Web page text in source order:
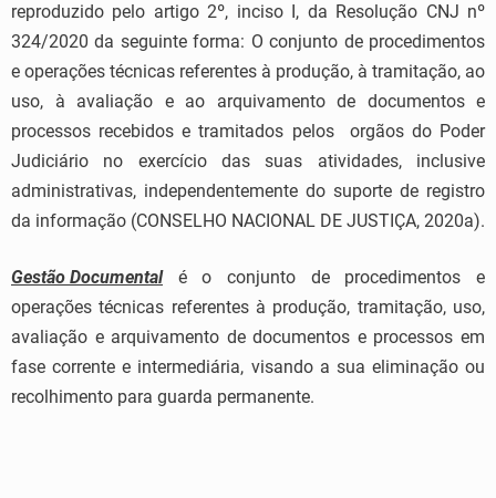
reproduzido pelo artigo 2º, inciso I, da Resolução CNJ nº
324/2020 da seguinte forma: O conjunto de procedimentos
e operações técnicas referentes à produção, à tramitação, ao
uso, à avaliação e ao arquivamento de documentos e
processos recebidos e tramitados pelos orgãos do Poder
Judiciário no exercício das suas atividades, inclusive
administrativas, independentemente do suporte de registro
da informação (CONSELHO NACIONAL DE JUSTIÇA, 2020a).
Gestão Documentalé o conjunto de procedimentos e
operações técnicas referentes à produção, tramitação, uso,
avaliação e arquivamento de documentos e processos em
fase corrente e intermediária, visando a sua eliminação ou
recolhimento para guarda permanente.